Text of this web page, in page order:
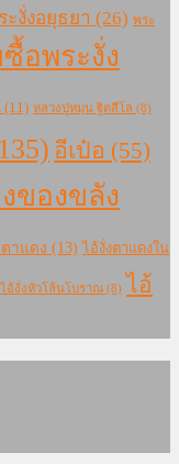
ะงั่งอยุธยา (26) พระ
อพระงั่ง
(11) หลวงปู่หมุน ฐิตสีโล (8)
อีเป๋อ (55)
ของขลัง
ตาแดง (13) ไอ้งั่งตาแดงใน
ไอ้งั่งหัวโล้นโบราณ (8) ไอ้